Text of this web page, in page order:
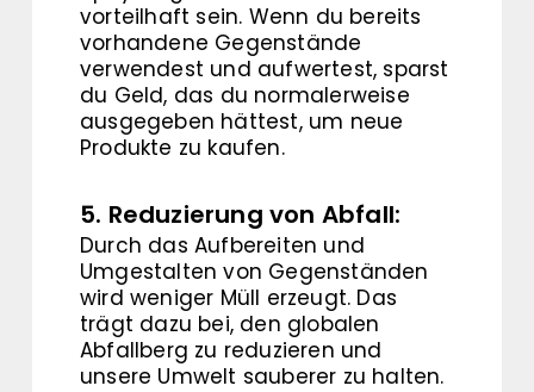
vorteilhaft sein. Wenn du bereits
vorhandene Gegenstände
verwendest und aufwertest, sparst
du Geld, das du normalerweise
ausgegeben hättest, um neue
Produkte zu kaufen.
5. Reduzierung von Abfall:
Durch das Aufbereiten und
Umgestalten von Gegenständen
wird weniger Müll erzeugt. Das
trägt dazu bei, den globalen
Abfallberg zu reduzieren und
unsere Umwelt sauberer zu halten.